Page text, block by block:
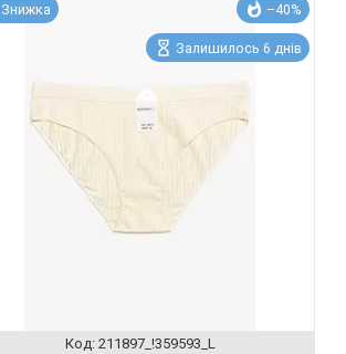
Знижка –40%
Залишилось 6 днів
211897_!359593_L